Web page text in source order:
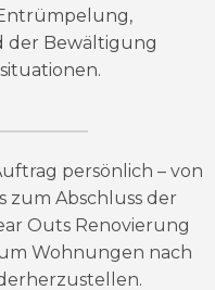
der Bewältigung
persönlich – von
zum Abschluss der
Outs Renovierung
Wohnungen nach